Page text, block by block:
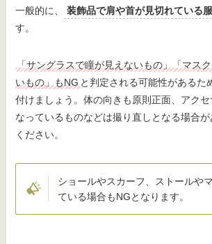
一般的に、 装飾品で肩や首が見切れている
す。
「サングラスで瞳が見えないもの」「マス
いもの」もNG と判定される可能性があるた
付けましょう。体の向きも原則正面、アクセ
なっているものなどは撮り直しとなる場合
ください。
ショールやスカーフ、ストールや
ている場合もNGとなります。